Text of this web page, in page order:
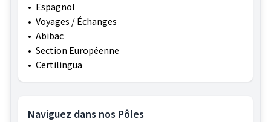
• Espagnol
• Voyages / Échanges
• Abibac
• Section Européenne
• Certilingua
Naviguez dans nos Pôles